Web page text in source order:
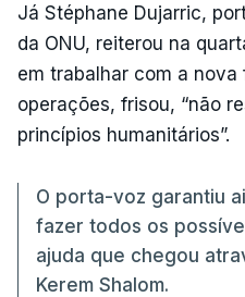
Já Stéphane Dujarric,
da ONU, reiterou na
em trabalhar com a nova
operações, frisou, “não
princípios humanitários”.
O porta-voz garantiu
fazer todos os
ajuda que chegou
Kerem Shalom.